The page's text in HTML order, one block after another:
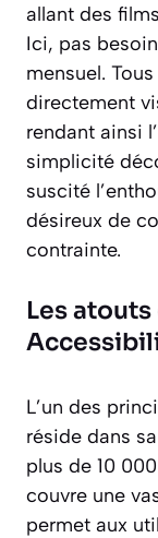
allant des
Ici, pas
mensuel.
directement
rendant ainsi
simplicité
suscité
désireux de
contrainte.
Les atouts
L’un des
réside dans
plus de 10
couvre une
permet aux